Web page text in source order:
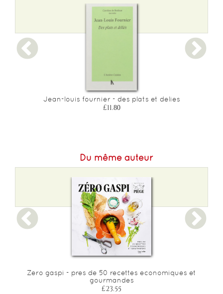
Jean-louis fournier - des plats et delies
£11.80
Du même auteur
Zero gaspi - pres de 50 recettes economiques et
gourmandes
£23.55